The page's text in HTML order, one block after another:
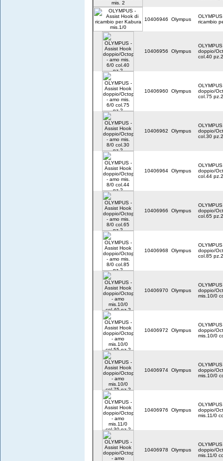
10406946 Olympus
ricambio
10406956 Olympus
doppio/
col.40 pz.2
10406960 Olympus
doppio/
col.75 pz.2
10406962 Olympus
doppio/
col.30 pz.2
10406964 Olympus
doppio/
col.44 pz.2
10406966 Olympus
doppio/
col.65 pz.2
10406968 Olympus
doppio/
col.85 pz.2
10406970 Olympus
doppio/
mis.10/0
10406972 Olympus
doppio/
mis.10/0
10406974 Olympus
doppio/
mis.10/0
10406976 Olympus
doppio/
mis.11/0
10406978 Olympus
doppio/
mis.11/0